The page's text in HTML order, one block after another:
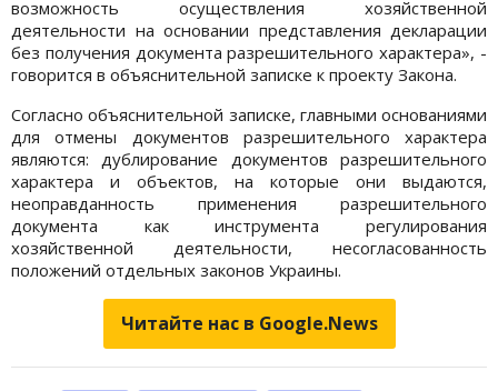
возможность осуществления хозяйственной
деятельности на основании представления декларации
без получения документа разрешительного характера», -
говорится в объяснительной записке к проекту Закона.
Согласно объяснительной записке, главными основаниями
для отмены документов разрешительного характера
являются: дублирование документов разрешительного
характера и объектов, на которые они выдаются,
неоправданность применения разрешительного
документа как инструмента регулирования
хозяйственной деятельности, несогласованность
положений отдельных законов Украины.
Читайте нас в Google.News